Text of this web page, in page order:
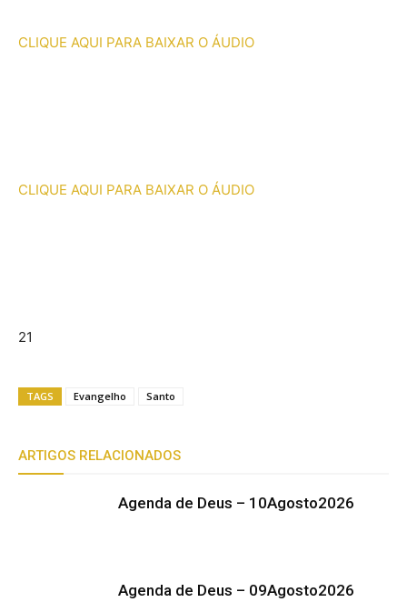
CLIQUE AQUI PARA BAIXAR O ÁUDIO
CLIQUE AQUI PARA BAIXAR O ÁUDIO
21
TAGS Evangelho Santo
ARTIGOS RELACIONADOS
Agenda de Deus – 10Agosto2026
Agenda de Deus – 09Agosto2026